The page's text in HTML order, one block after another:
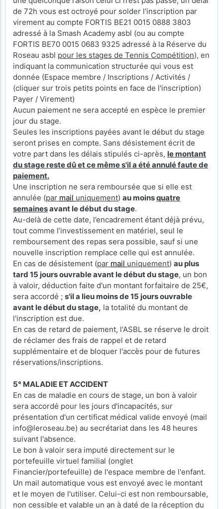
de 72h vous est octroyé pour solder l’inscription par
virement au compte FORTIS BE21 0015 0888 3803
adressé à la Smash Academy asbl (ou au compte
FORTIS BE70 0015 0683 9325 adressé à la Réserve du
Roseau asbl pour les stages de Tennis Compétition), en
indiquant la communication structurée qui vous est
donnée (Espace membre / Inscriptions / Activités /
(cliquer sur trois petits points en face de l'inscription)
Payer / Virement)
Aucun paiement ne sera accepté en espèce le premier
jour du stage.
Seules les inscriptions payées avant le début du stage
seront prises en compte. Sans désistement écrit de
votre part dans les délais stipulés ci-après, le montant
du stage reste dû et ce même s'il a été annulé faute de
paiement.
Une inscription ne sera remboursée que si elle est
annulée (par mail uniquement) au moinsquatre
semainesavant le début du stage.
Au-delà de cette date, l’encadrement étant déjà prévu,
tout comme l’investissement en matériel, seul le
remboursement des repas sera possible, sauf si une
nouvelle inscription remplace celle qui est annulée.
En cas de désistement (par mail uniquement) au plus
tard 15 jours ouvrable avant le début du stage, un bon
à valoir, déduction faite d'un montant forfaitaire de 25€,
sera accordé ; s'il a lieu moins de 15 jours ouvrable
avant le début du stage, la totalité du montant de
l'inscription est due.
En cas de retard de paiement, l'ASBL se réserve le droit
de réclamer des frais de rappel et de retard
supplémentaire et de bloquer l'accès pour de futures
réservations/inscriptions.
5° MALADIE ET ACCIDENT
En cas de maladie en cours de stage, un bon à valoir
sera accordé pour les jours d'incapacités, sur
présentation d'un certificat médical valide envoyé (mail
info@leroseau.be) au secrétariat dans les 48 heures
suivant l'absence.
Le bon à valoir sera imputé directement sur le
portefeuille virtuel familial (onglet
Financier/portefeuille) de l'espace membre de l'enfant.
Un mail automatique vous est envoyé avec le montant
et le moyen de l'utiliser. Celui-ci est non remboursable,
non cessible et valable un an à daté de la réception du